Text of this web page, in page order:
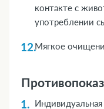
контакте с
употреблении
Мягкое